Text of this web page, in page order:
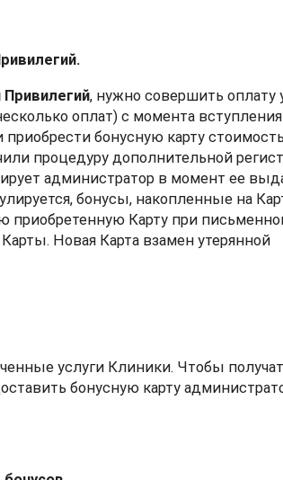
, нужно совершить оплату
оплат) с момента
бонусную карту
процедуру дополнительной
администратор в момент ее
бонусы, накопленные на
приобретенную Карту при
Новая Карта взамен утерянной
услуги Клиники. Чтобы
бонусную карту